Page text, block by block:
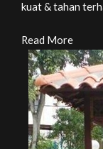
kuat & tahan
Read More